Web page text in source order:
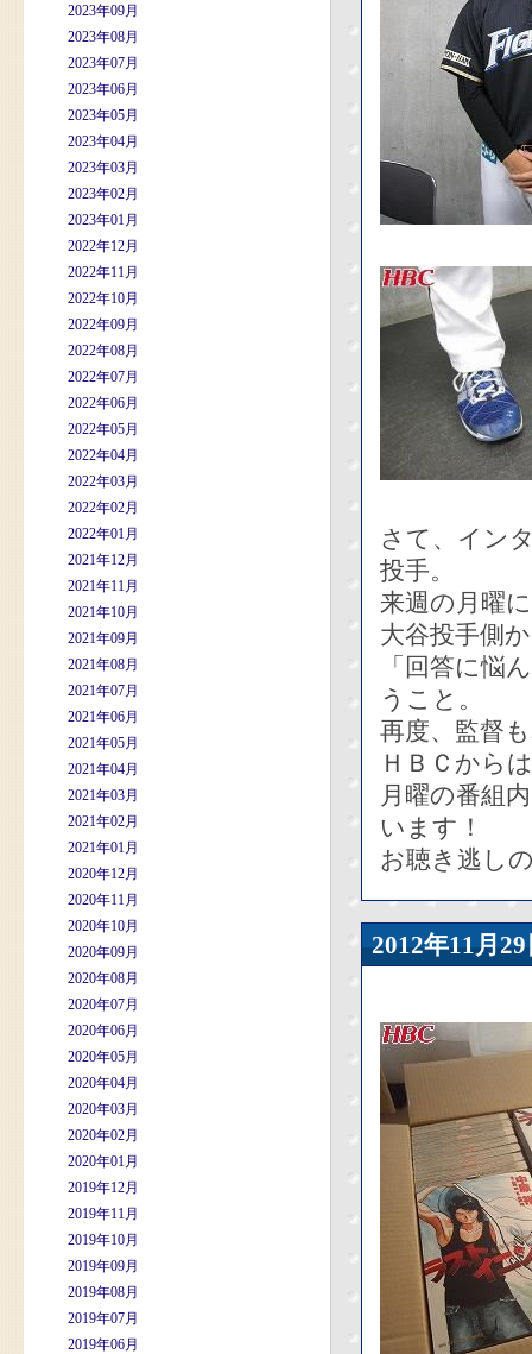
2023年09月
2023年08月
2023年07月
2023年06月
2023年05月
2023年04月
2023年03月
2023年02月
2023年01月
2022年12月
2022年11月
2022年10月
2022年09月
2022年08月
2022年07月
2022年06月
2022年05月
2022年04月
2022年03月
2022年02月
2022年01月
2021年12月
2021年11月
2021年10月
2021年09月
2021年08月
2021年07月
2021年06月
2021年05月
2021年04月
2021年03月
2021年02月
2021年01月
2020年12月
2020年11月
2020年10月
2020年09月
2020年08月
2020年07月
2020年06月
2020年05月
2020年04月
2020年03月
2020年02月
2020年01月
2019年12月
2019年11月
2019年10月
2019年09月
2019年08月
2019年07月
2019年06月
さて、イン
投手。
来週の月曜
大谷投手側
「回答に悩
うこと。
再度、監督
ＨＢＣから
月曜の番組
います！
お聴き逃し
2012年11